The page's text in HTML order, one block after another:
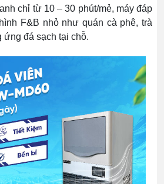
chỉ từ 10 – 30 phút/mẻ, máy đáp
F&B nhỏ như quán cà phê, trà
đá sạch tại chỗ.